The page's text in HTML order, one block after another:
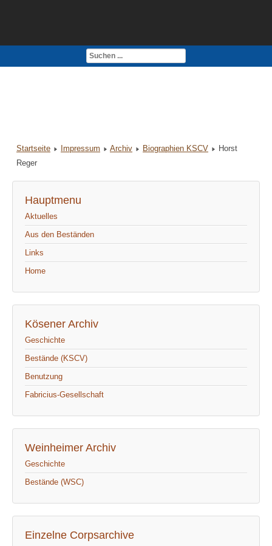
Impressum
Startseite Impressum Archiv Biographien KSCV
Horst
Reger
Hauptmenu
Aktuelles
Aus den Beständen
Links
Home
Kösener Archiv
Geschichte
Bestände (KSCV)
Benutzung
Fabricius-Gesellschaft
Weinheimer Archiv
Geschichte
Bestände (WSC)
Einzelne Corpsarchive